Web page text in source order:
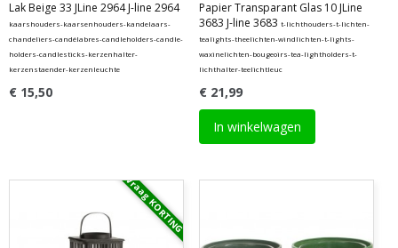
Lak Beige 33 JLine 2964 J-line 2964
kaarshouders-kaarsenhouders-kandelaars-
chandeliers-candélabres-candleholders-candle-
holders-candlesticks-kerzenhalter-
kerzenstaender-kerzenleuchte
€ 15,50
Papier Transparant Glas 10 JLine
3683 J-line 3683 t-lichthouders-t-lichten-
tealights-theelichten-windlichten-t-lights-
waxinelichten-bougeoirs-tea-lightholders-t-
lichthalter-teelichtleuc
€ 21,99
In winkelwagen
Vraag KORTING